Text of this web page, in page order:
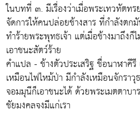
ในบทที่ ๓. มีเรื่องว่าเมื่อพระเทวทัตท
จัดการให้คนปล่อยช้างสาร ที่กำลังตก
ทำร้ายพระพุทธเจ้า แต่เมื่อช้างมาถึง
เอาชนะสัตว์ร้าย
คำแปล - ช้างตัวประเสริฐ ชื่อนาฬาคีรี
เหมือนไฟไหม้ป่า มีกำลังเหมือนจักรา
จอมมุนีก็เอาชนะได้ ด้วยพระเมตตาบ
ชัยมงคลจงมีแก่เรา